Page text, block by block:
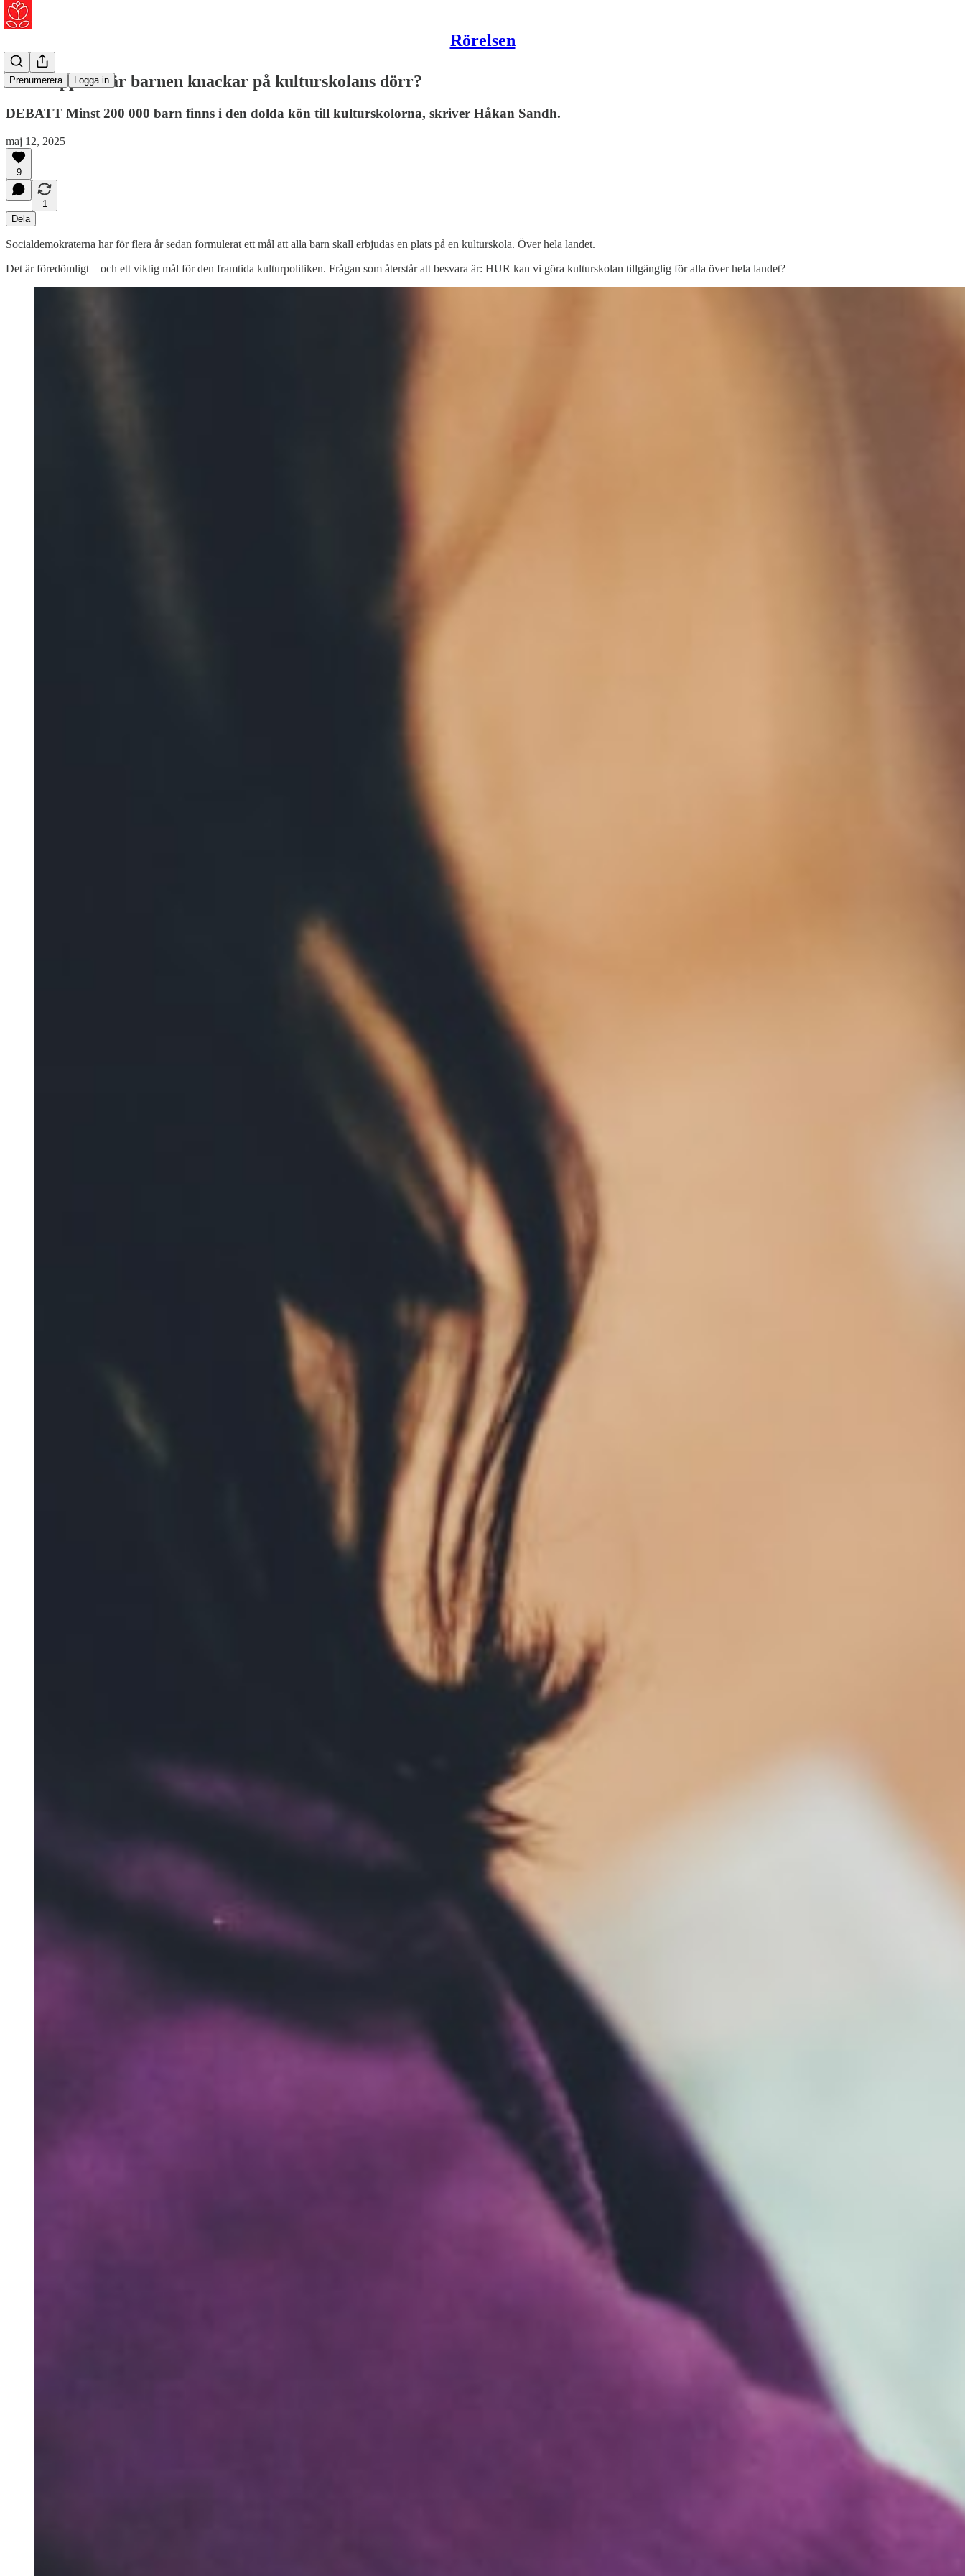
Rörelsen
Prenumerera Logga in
Ska S öppna när barnen knackar på kulturskolans dörr?
DEBATT Minst 200 000 barn finns i den dolda kön till kulturskolorna, skriver Håkan Sandh.
maj 12, 2025
9
1
Dela
Socialdemokraterna har för flera år sedan formulerat ett mål att alla barn skall erbjudas en plats på en kulturskola. Över hela landet.
Det är föredömligt – och ett viktig mål för den framtida kulturpolitiken. Frågan som återstår att besvara är: HUR kan vi göra kulturskolan tillgänglig för alla över hela landet?